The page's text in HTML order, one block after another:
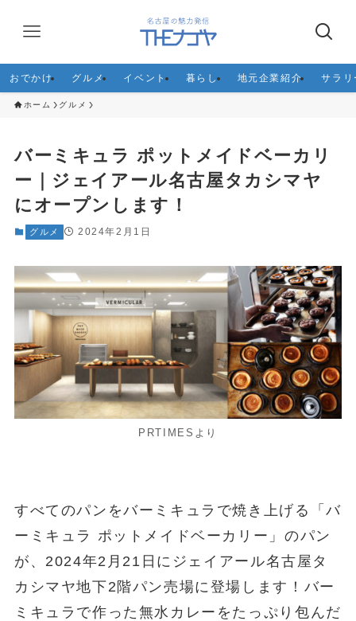
おでかけ グルメ イベント 暮らし 地元企業紹介 サラリ
ホーム グルメ
バーミキュラ ポットメイドベーカリ
ー｜ジェイアール名古屋タカシマヤ
にオープンします！
グルメ 2024年2月1日
PRTIMESより
すべてのパンをバーミキュラで焼き上げる「バ
ーミキュラ ポットメイドベーカリー」のパン
が、2024年2月21日にジェイアール名古屋タ
カシマヤ地下2階パン売場に登場します！バー
ミキュラで作った無水カレーをたっぷり包んだ